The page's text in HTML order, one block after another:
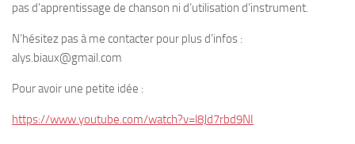
pas d’apprentissage de chanson ni d’utilisation d’instrument.
N’hésitez pas à me contacter pour plus d’infos :
alys.biaux@gmail.com
Pour avoir une petite idée :
https://www.youtube.com/watch?v=l8Jd7rbd9NI